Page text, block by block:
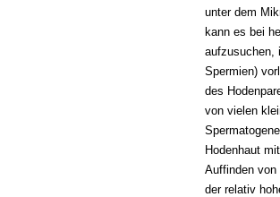
unter dem
kann es bei
aufzusuchen,
Spermien)
des
von vielen
Hodenhaut
Auffinden von
der relativ